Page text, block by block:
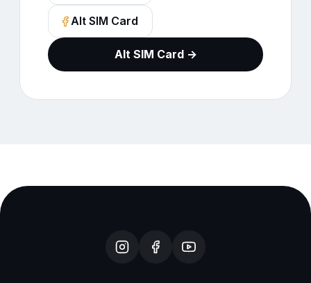
Alt SIM Card
Alt SIM Card →